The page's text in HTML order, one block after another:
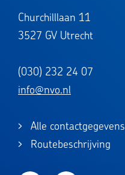
Churchilllaan 11
3527 GV Utrecht
(030) 232 24 07
info@nvo.nl
Alle contactgegevens
Routebeschrijving